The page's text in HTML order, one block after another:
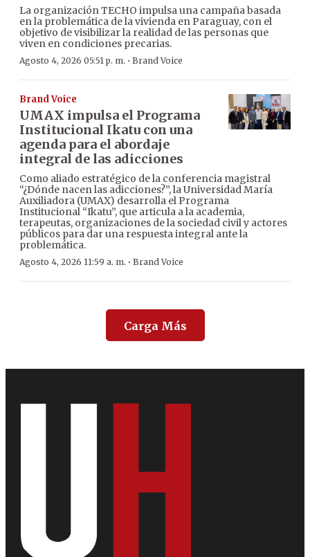
La organización TECHO impulsa una campaña basada
en la problemática de la vivienda en Paraguay, con el
objetivo de visibilizar la realidad de las personas que
viven en condiciones precarias.
Agosto 4, 2026 05:51 p. m. · Brand Voice
Brand Voice
UMAX impulsa el Programa
Institucional Ikatu con una
agenda para el abordaje
integral de las adicciones
Como aliado estratégico de la conferencia magistral
“¿Dónde nacen las adicciones?”, la Universidad María
Auxiliadora (UMAX) desarrolla el Programa
Institucional “Ikatu”, que articula a la academia,
terapeutas, organizaciones de la sociedad civil y actores
públicos para dar una respuesta integral ante la
problemática.
Agosto 4, 2026 11:59 a. m. · Brand Voice
Carga Más